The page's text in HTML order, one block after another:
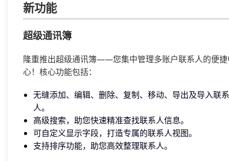
新功能
超级通讯簿
隆重推出超级通讯簿——您集中管理多账户联系人的便
心！核心功能包括：
无缝添加、编辑、删除、复制、移动、导出及导入联系
人。
高级搜索，助您快速精准查找联系人信息。
可自定义显示字段，打造专属的联系人视图。
支持排序功能，助您高效整理联系人。